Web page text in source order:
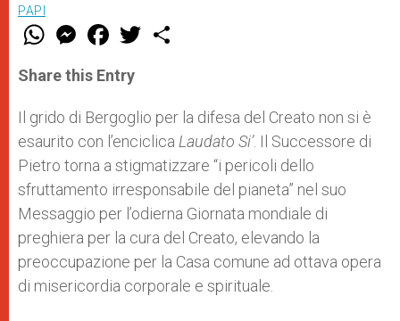
PAPI
W
t
s
p
p
M
e
s
e
g
e
r
F
a
e
b
o
k
w
r
Share this Entry
Il grido di Bergoglio per la difesa del Creato non si è
esaurito con l’enciclica Laudato Si’. Il Successore di
Pietro torna a stigmatizzare “i pericoli dello
sfruttamento irresponsabile del pianeta” nel suo
Messaggio per l’odierna Giornata mondiale di
preghiera per la cura del Creato, elevando la
preoccupazione per la Casa comune ad ottava opera
di misericordia corporale e spirituale.